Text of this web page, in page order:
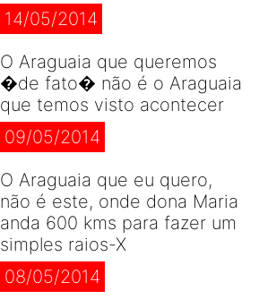
14/05/2014
O Araguaia que queremos
�de fato� não é o Araguaia
que temos visto acontecer
09/05/2014
O Araguaia que eu quero,
não é este, onde dona Maria
anda 600 kms para fazer um
simples raios-X
08/05/2014